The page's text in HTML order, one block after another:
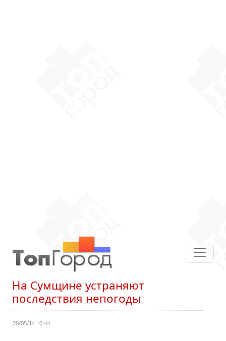
На Сумщине устраняют
последствия непогоды
20/05/14 10:44